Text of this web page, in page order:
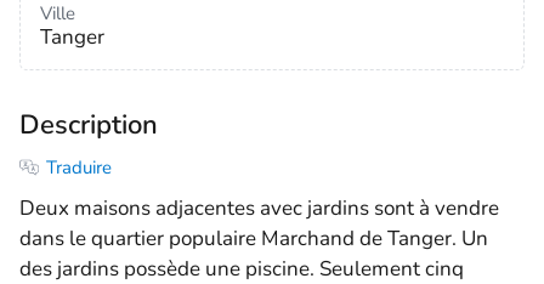
Ville
Tanger
Description
Traduire
Deux maisons adjacentes avec jardins sont à vendre
dans le quartier populaire Marchand de Tanger. Un
des jardins possède une piscine. Seulement cinq